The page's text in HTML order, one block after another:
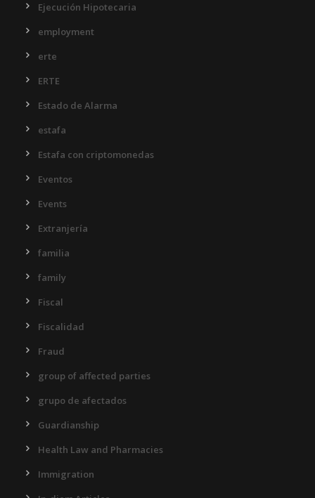
Ejecución Hipotecaria
employment
erte
ERTE
Estado de Alarma
estafa
Estafa con criptomonedas
Eventos
Events
Extranjería
familia
family
Fiscal
Fiscalidad
Fraud
group of affected parties
grupo de afectados
Guardianship
Health Law and Pharmacies
Immigration